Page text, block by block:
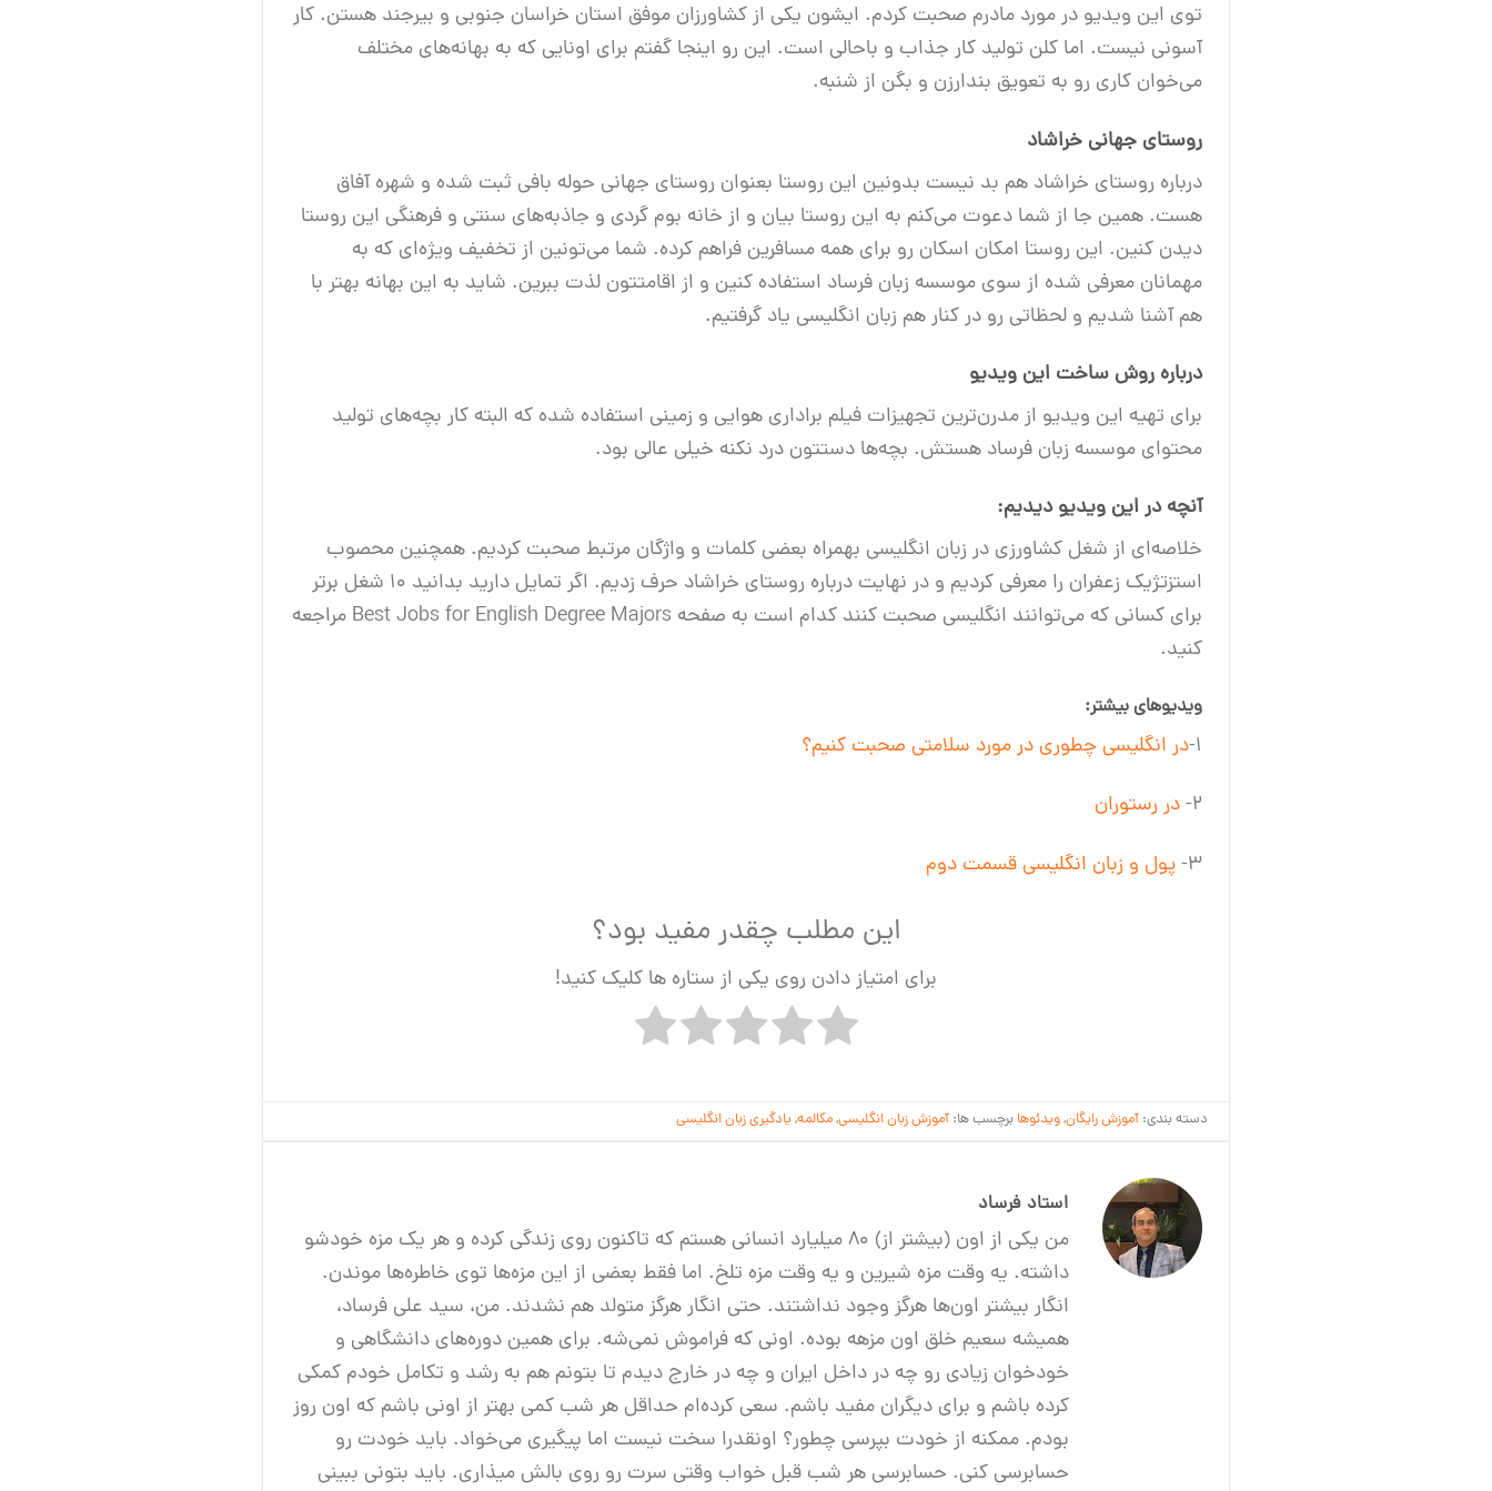
توی این ویدیو در مورد مادرم صحبت کردم. ایشون یکی از کشاورزان موفق استان خراسان جنوبی و بیرجند هستن. کار
آسونی نیست. اما کلن تولید کار جذاب و باحالی است. این رو اینجا گفتم برای اونایی که به بهانه‌های مختلف
می‌خوان کاری رو به تعویق بندارزن و بگن از شنبه.
روستای جهانی خراشاد
درباره روستای خراشاد هم بد نیست بدونین این روستا بعنوان روستای جهانی حوله بافی ثبت شده و شهره آفاق
هست. همین جا از شما دعوت می‌کنم به این روستا بیان و از خانه بوم گردی و جاذبه‌های سنتی و فرهنگی این روستا
دیدن کنین. این روستا امکان اسکان رو برای همه مسافرین فراهم کرده. شما می‌تونین از تخفیف ویژه‌ای که به
مهمانان معرفی شده از سوی موسسه زبان فرساد استفاده کنین و از اقامتتون لذت ببرین. شاید به این بهانه بهتر با
هم آشنا شدیم و لحظاتی رو در کنار هم زبان انگلیسی یاد گرفتیم.
درباره روش ساخت این ویدیو
برای تهیه این ویدیو از مدرن‌ترین تجهیزات فیلم براداری هوایی و زمینی استفاده شده که البته کار بچه‌های تولید
محتوای موسسه زبان فرساد هستش. بچه‌ها دستتون درد نکنه خیلی عالی بود.
آنچه در این ویدیو دیدیم:
خلاصه‌ای از شغل کشاورزی در زبان انگلیسی بهمراه بعضی کلمات و واژگان مرتبط صحبت کردیم. همچنین محصوب
استزتژیک زعفران را معرفی کردیم و در نهایت درباره روستای خراشاد حرف زدیم. اگر تمایل دارید بدانید ۱۰ شغل برتر
برای کسانی که می‌توانند انگلیسی صحبت کنند کدام است به صفحه
Best Jobs for English Degree Majors مراجعه
کنید.
ویدیو‌های بیشتر:
۱- در انگلیسی چطوری در مورد سلامتی صحبت کنیم؟
۲- در رستوران
۳- پول و زبان انگلیسی قسمت دوم
این مطلب چقدر مفید بود؟
برای امتیاز دادن روی یکی از ستاره ها کلیک کنید!
دسته بندی:آموزش رایگان,ویدئوها برچسب ها:آموزش زبان انگلیسی,مکالمه,یادگیری زبان انگلیسی
استاد فرساد
من یکی از اون (بیشتر از) 80 میلیارد انسانی هستم که تاکنون روی زندگی کرده و هر یک مزه خودشو
داشته. یه وقت مزه شیرین و یه وقت مزه تلخ. اما فقط بعضی از این مزه‌ها توی خاطره‌ها موندن.
انگار بیشتر اون‌ها هرگز وجود نداشتند. حتی انگار هرگز متولد هم نشدند. من، سید علی فرساد،
همیشه سعیم خلق اون مزهه بوده. اونی که فراموش نمی‌شه. برای همین دوره‌های دانشگاهی و
خود‌خوان زیادی رو چه در داخل ایران و چه در خارج دیدم تا بتونم هم به رشد و تکامل خودم کمکی
کرده باشم و برای دیگران مفید باشم. سعی کرده‌ام حداقل هر شب کمی بهتر از اونی باشم که اون روز
بودم. ممکنه از خودت بپرسی چطور؟ اونقدرا سخت نیست اما پیگیری می‌خواد. باید خودت رو
حسابرسی کنی. حسابرسی هر شب قبل خواب وقتی سرت رو روی بالش میذاری. باید بتونی ببینی